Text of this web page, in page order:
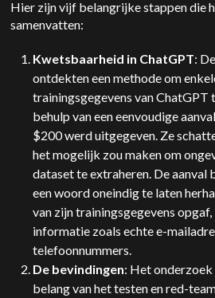
Hier zijn vijf belangrijke stappen die
samenvatten:
Kwetsbaarheid in ChatGPT:
ontdekten een methode om
trainingsgegevens van ChatGPT
behulp van een eenvoudige
$200 werd uitgegeven. Ze
het mogelijk zou maken om
dataset te extraheren. De aanval
een woord oneindig te laten
van zijn trainingsgegevens
informatie zoals echte e-
telefoonnummers.
De bevindingen: Het
belang van het testen en red-